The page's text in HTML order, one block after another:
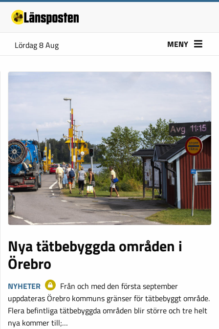
Lördag 8 Aug MENY
Nya tätbebyggda områden i
Örebro
NYHETER
Från och med den första september
uppdateras Örebro kommuns gränser för tätbebyggt område.
Flera befintliga tätbebyggda områden blir större och tre helt
nya kommer till;…